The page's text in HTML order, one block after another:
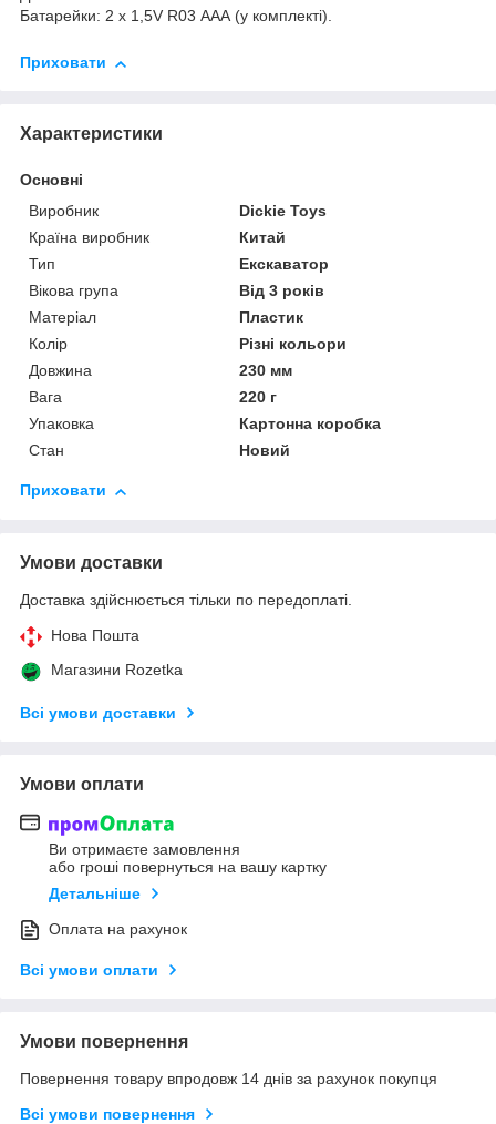
Батарейки: 2 x 1,5V R03 ААА (у комплекті).
Приховати
Характеристики
Основні
Виробник
Dickie Toys
Країна виробник
Китай
Тип
Екскаватор
Вікова група
Від 3 років
Матеріал
Пластик
Колір
Різні кольори
Довжина
230 мм
Вага
220 г
Упаковка
Картонна коробка
Стан
Новий
Приховати
Умови доставки
Доставка здійснюється тільки по передоплаті.
Нова Пошта
Магазини Rozetka
Всі умови доставки
Умови оплати
Ви отримаєте замовлення
або гроші повернуться на вашу картку
Детальніше
Оплата на рахунок
Всі умови оплати
Умови повернення
Повернення товару впродовж 14 днів за рахунок покупця
Всі умови повернення